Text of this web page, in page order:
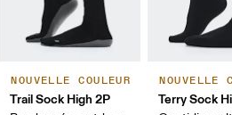
NOUVELLE COULEUR
Trail Sock High 2P
NOUVELLE
Terry Sock